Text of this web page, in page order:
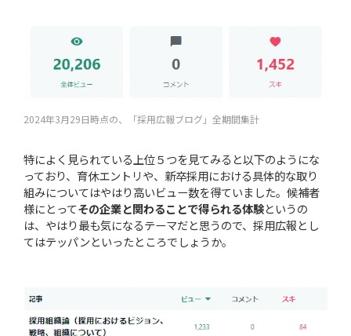
2024年3月29日時点の、「採用広報ブログ」全期間集計
特によく見られている上位５つを見てみると以下のようにな
っており、育休エントリや、新卒採用における具体的な取り
組みについてはやはり高いビュー数を得ていました。候補者
様にとってその企業と関わることで得られる体験というの
は、やはり最も気になるテーマだと思うので、採用広報とし
てはテッパンといったところでしょうか。